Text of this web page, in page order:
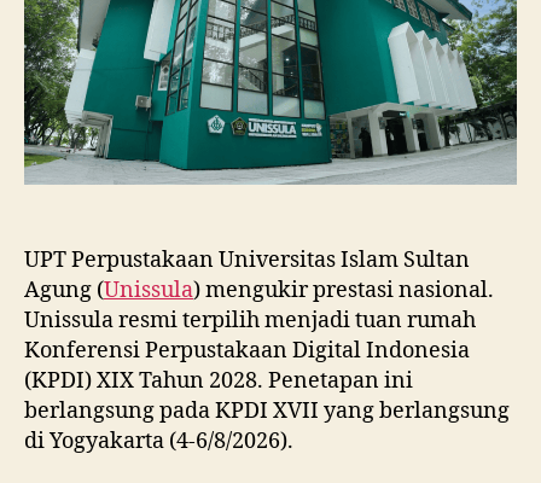
Tahun
2028
UPT Perpustakaan Universitas Islam Sultan
Agung (Unissula) mengukir prestasi nasional.
Unissula resmi terpilih menjadi tuan rumah
Konferensi Perpustakaan Digital Indonesia
(KPDI) XIX Tahun 2028. Penetapan ini
berlangsung pada KPDI XVII yang berlangsung
di Yogyakarta (4-6/8/2026).